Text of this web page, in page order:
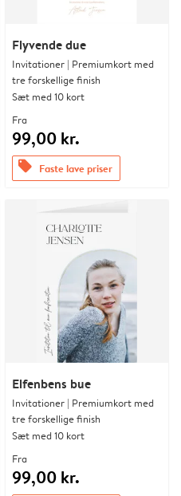
Flyvende due
Invitationer | Premiumkort med
tre forskellige finish
Sæt med 10 kort
Fra
99,00 kr.
offers Faste lave priser
Elfenbens bue
Invitationer | Premiumkort med
tre forskellige finish
Sæt med 10 kort
Fra
99,00 kr.